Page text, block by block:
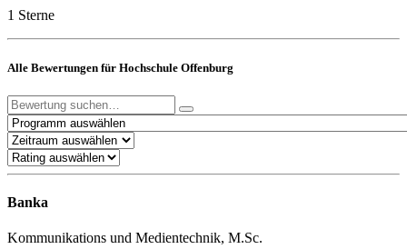
1 Sterne
Alle Bewertungen für Hochschule Offenburg
Banka
Kommunikations und Medientechnik, M.Sc.